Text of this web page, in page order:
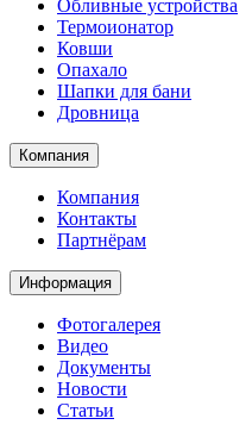
Обливные устройства
Термоионатор
Ковши
Опахало
Шапки для бани
Дровница
Компания
Компания
Контакты
Партнёрам
Информация
Фотогалерея
Видео
Документы
Новости
Статьи